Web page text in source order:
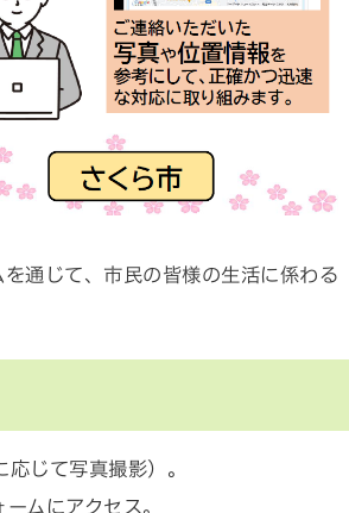
通じて、市民の皆様の生活に係わる
じて写真撮影）。
ムにアクセス。